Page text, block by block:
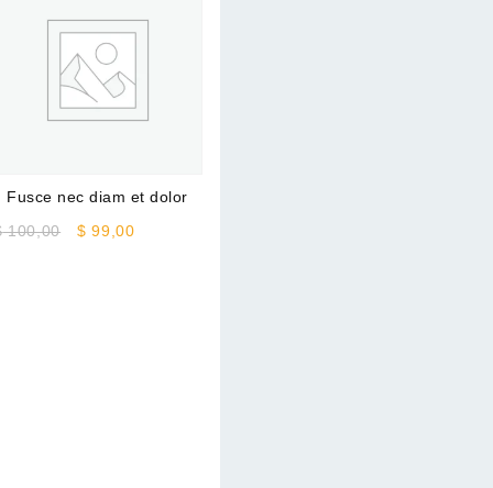
Fusce nec diam et dolor
100,00
Original
$ 99,00Current